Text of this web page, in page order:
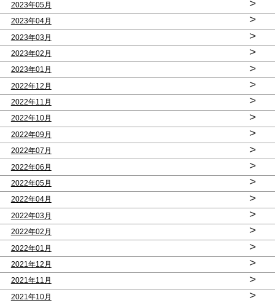
2023年05月 >
2023年04月 >
2023年03月 >
2023年02月 >
2023年01月 >
2022年12月 >
2022年11月 >
2022年10月 >
2022年09月 >
2022年07月 >
2022年06月 >
2022年05月 >
2022年04月 >
2022年03月 >
2022年02月 >
2022年01月 >
2021年12月 >
2021年11月 >
2021年10月 >